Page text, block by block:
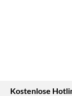
Kostenlose